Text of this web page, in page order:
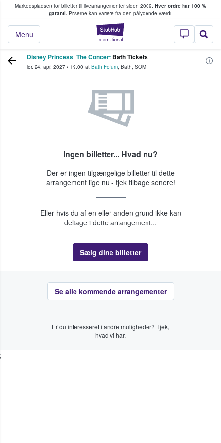
Markedspladsen for billetter til livearrangementer siden 2009. Hver ordre har 100 %
garanti.Priserne kan variere fra den pålydende værdi.
StubHub - Hvor
Menu
køber og sælger billetter
Disney Princess: The Concert Bath Tickets
lør. 24. apr. 2027 • 19.00 at Bath Forum, Bath, SOM
Ingen billetter... Hvad nu?
Der er ingen tilgængelige billetter til dette
arrangement lige nu - tjek tilbage senere!
Eller hvis du af en eller anden grund ikke kan
deltage i dette arrangement...
Sælg dine billetter
Se alle kommende arrangementer
Er du interesseret i andre muligheder? Tjek,
hvad vi har.
;